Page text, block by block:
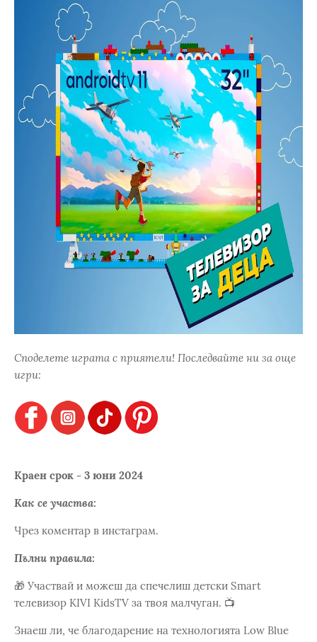
Споделете играта с приятели! Последвайте ни за още
игри:
Краен срок - 3 юни 2024
Как се участва:
Чрез коментар в инстаграм.
Пълни правила:
🎁 Участвай и можеш да спечелиш детски Smart
телевизор KIVI KidsTV за твоя малчуган. 📺
Знаеш ли, че благодарение на технологията Low Blue